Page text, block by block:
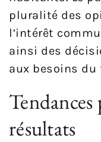
pluralité des
l’intérêt
ainsi des
aux besoins du
résultats